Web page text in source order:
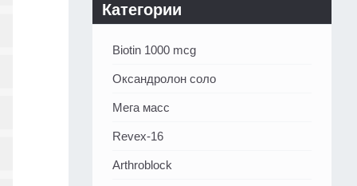
Категории
Biotin 1000 mcg
Оксандролон соло
Мега масс
Revex-16
Arthroblock